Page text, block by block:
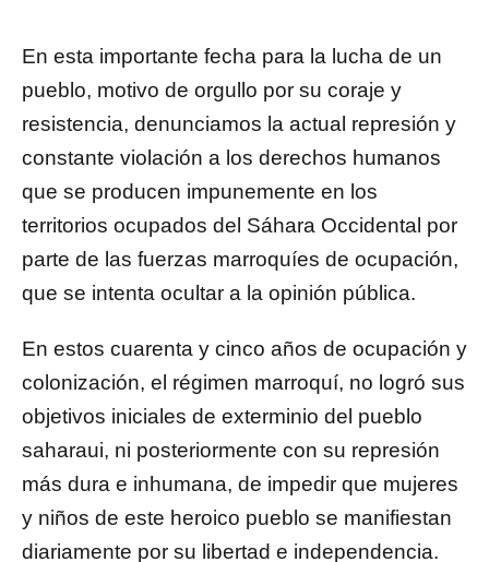
En esta importante fecha para la lucha de un
pueblo, motivo de orgullo por su coraje y
resistencia, denunciamos la actual represión y
constante violación a los derechos humanos
que se producen impunemente en los
territorios ocupados del Sáhara Occidental por
parte de las fuerzas marroquíes de ocupación,
que se intenta ocultar a la opinión pública.
En estos cuarenta y cinco años de ocupación y
colonización, el régimen marroquí, no logró sus
objetivos iniciales de exterminio del pueblo
saharaui, ni posteriormente con su represión
más dura e inhumana, de impedir que mujeres
y niños de este heroico pueblo se manifiestan
diariamente por su libertad e independencia.